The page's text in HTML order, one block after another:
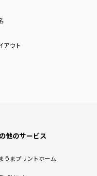
アウト
他のサービス
うまプリントホーム